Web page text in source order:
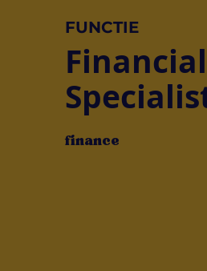
FUNCTIE
finance